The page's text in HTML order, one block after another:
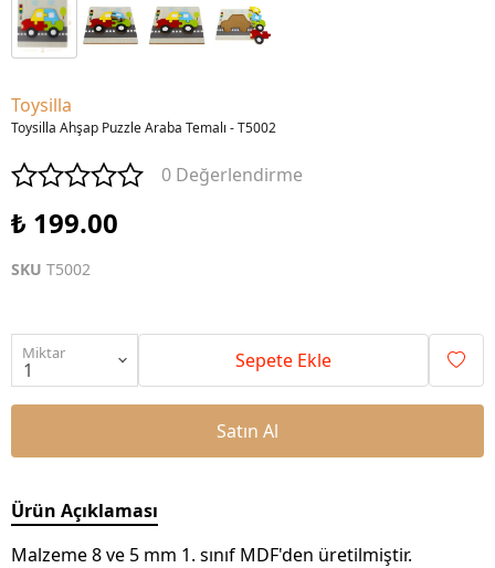
Toysilla
Toysilla Ahşap Puzzle Araba Temalı - T5002
0 Değerlendirme
₺ 199.00
SKU T5002
Miktar Sepete Ekle
Satın Al
Ürün Açıklaması
Malzeme 8 ve 5 mm 1. sınıf MDF'den üretilmiştir.